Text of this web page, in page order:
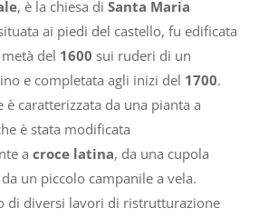
, è la chiesa di Santa Maria
ai piedi del castello, fu edificata
del 1600 sui ruderi di un
e completata agli inizi del 1700.
è caratterizzata da una pianta a
è stata modificata
a croce latina, da una cupola
un piccolo campanile a vela.
di diversi lavori di ristrutturazione